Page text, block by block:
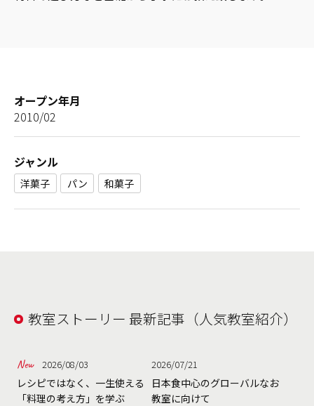
オープン年月
2010/02
ジャンル
洋菓子 パン 和菓子
教室ストーリー 最新記事（人気教室紹介）
2026/08/03
レシピではなく、一生使える
「料理の考え方」を学ぶ
2026/07/21
日本食中心のグローバルなお
教室に向けて